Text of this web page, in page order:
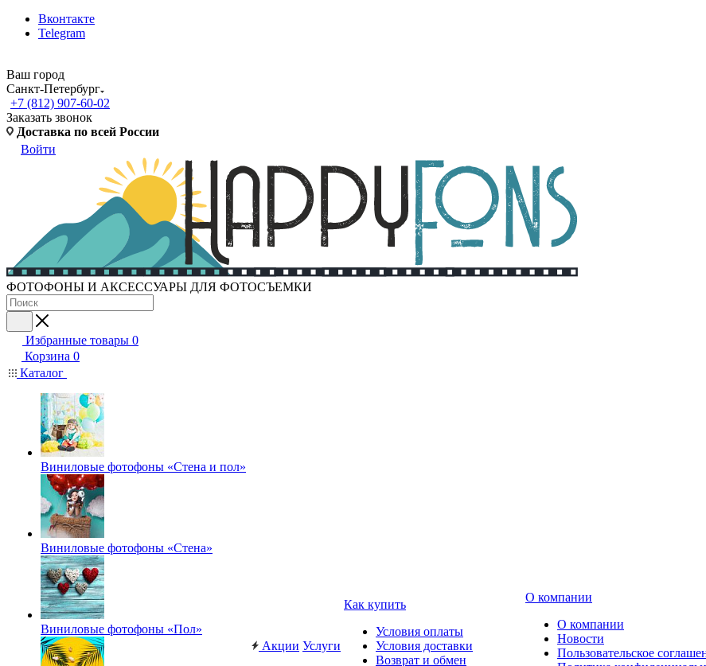
Вконтакте
Telegram
Ваш город
Санкт-Петербург
+7 (812) 907-60-02
Заказать звонок
Доставка по всей России
Войти
ФОТОФОНЫ И АКСЕССУАРЫ ДЛЯ ФОТОСЪЕМКИ
Избранные товары 0
Корзина 0
Каталог
Виниловые фотофоны «Стена и пол»
Виниловые фотофоны «Стена»
Виниловые фотофоны «Пол»
Акции Услуги
Как купить
Условия оплаты
Условия доставки
Возврат и обмен
О компании
О компании
Новости
Пользовательское